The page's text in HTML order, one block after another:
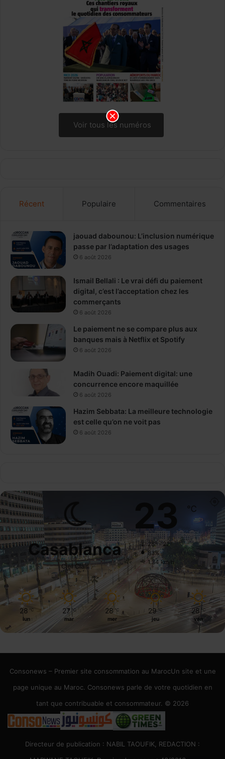
Voir tous les numéros
Récent Populaire Commentaires
jaouad dabounou: L’inclusion numérique
passe par l’adaptation des usages
6 août 2026
Ismail Bellali : Le vrai défi du paiement
digital, c’est l’acceptation chez les
commerçants
6 août 2026
Le paiement ne se compare plus aux
banques mais à Netflix et Spotify
6 août 2026
Madih Ouadi: Paiement digital: une
concurrence encore maquillée
6 août 2026
Hazim Sebbata: La meilleure technologie
est celle qu’on ne voit pas
6 août 2026
Casablanca
Ciel Clair
23 ℃
28º - 22º
83%
1.34 km/h
28 ℃
lun
27 ℃
mar
28 ℃
mer
29 ℃
jeu
28 ℃
ven
Consonews – Premier site consommation au MarocUn site et une
page unique au Maroc. Consonews parle de votre quotidien en
tant que contribuable et consommateur. © 2026
Directeur de publication : NABIL TAOUFIK, REDACTION :